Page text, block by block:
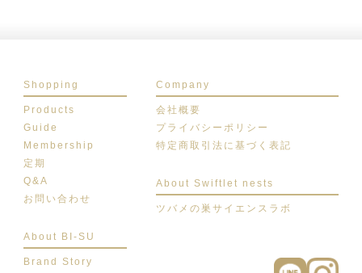
Shopping
Products
Guide
Membership
定期
Q&A
お問い合わせ
About BI-SU
Brand Story
Company
会社概要
プライバシーポリシー
特定商取引法に基づく表記
About Swiftlet nests
ツバメの巣サイエンスラボ